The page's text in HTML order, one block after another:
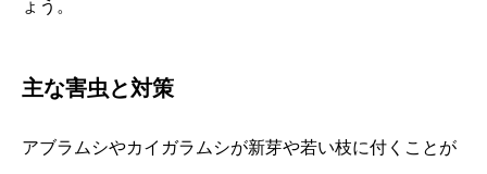
ょう。
主な害虫と対策
アブラムシやカイガラムシが新芽や若い枝に付くことが